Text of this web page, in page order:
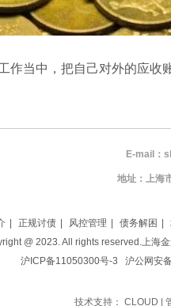
当中，把自己对外的应收
微信) E-mail：
上海市静安区江宁路
正规讨债 风控管理 债务解困
@ 2023. All rights reserved.上海
沪ICP备11050300号-3
沪公网安
技术支持： CLOUD